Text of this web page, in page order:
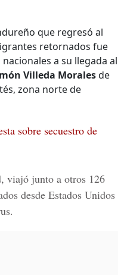
que regresó al
retornados fue
a su llegada al
Villeda Moralesde
zona norte de
sobre secuestro de
viajó junto a otros 126
desde Estados Unidos